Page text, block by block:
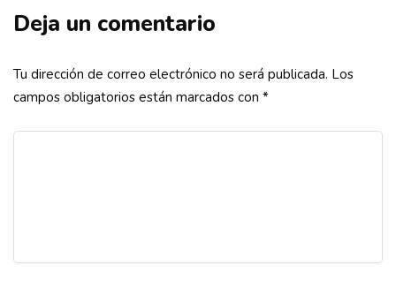
Deja un comentario
Tu dirección de correo electrónico no será publicada. Los
campos obligatorios están marcados con *